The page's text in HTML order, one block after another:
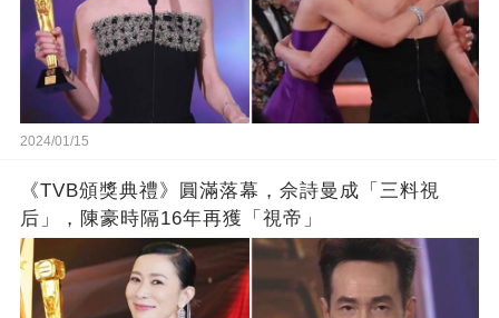
2024/01/15
《TVB頒獎典禮》圓滿落幕，佘詩曼成「三料視
后」，陳豪時隔16年再獲「視帝」